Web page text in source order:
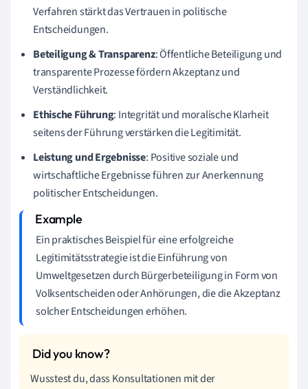
Verfahren stärkt das Vertrauen in politische
Entscheidungen.
Beteiligung & Transparenz: Öffentliche Beteiligung und
transparente Prozesse fördern Akzeptanz und
Verständlichkeit.
Ethische Führung: Integrität und moralische Klarheit
seitens der Führung verstärken die Legitimität.
Leistung und Ergebnisse: Positive soziale und
wirtschaftliche Ergebnisse führen zur Anerkennung
politischer Entscheidungen.
Ein praktisches Beispiel für eine erfolgreiche
Legitimitätsstrategie ist die Einführung von
Umweltgesetzen durch Bürgerbeteiligung in Form von
Volksentscheiden oder Anhörungen, die die Akzeptanz
solcher Entscheidungen erhöhen.
Wusstest du, dass Konsultationen mit der